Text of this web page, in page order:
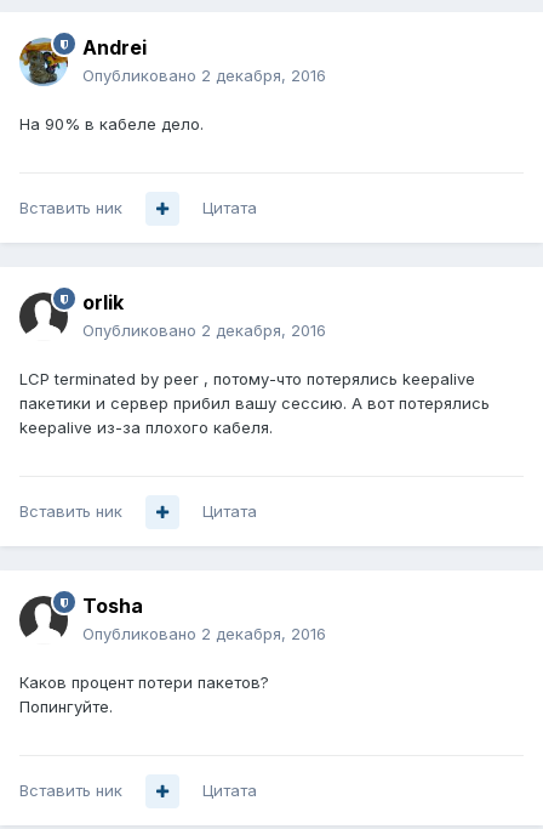
Andrei
Опубликовано 2 декабря, 2016
На 90% в кабеле дело.
Вставить ник Цитата
orlik
Опубликовано 2 декабря, 2016
LCP terminated by peer , потому-что потерялись keepalive
пакетики и сервер прибил вашу сессию. А вот потерялись
keepalive из-за плохого кабеля.
Вставить ник Цитата
Tosha
Опубликовано 2 декабря, 2016
Каков процент потери пакетов?
Попингуйте.
Вставить ник Цитата